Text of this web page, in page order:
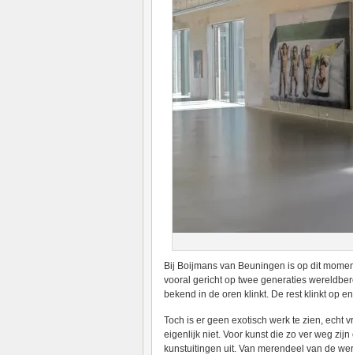
Bij Boijmans van Beuningen is op dit
vooral gericht op twee generaties
bekend in de oren klinkt. De rest klinkt op
Toch is er geen exotisch werk te zien, echt
eigenlijk niet. Voor kunst die zo ver weg
kunstuitingen uit. Van merendeel van de